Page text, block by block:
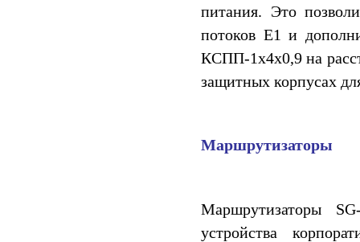
питания. Это
потоков E1 и
КСПП-1x4x0,9 на
защитных корпусах
Маршрутизаторы
Маршрутизаторы
устройства